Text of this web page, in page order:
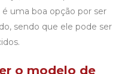
uma boa opção por ser
sendo que ele pode ser
o modelo de